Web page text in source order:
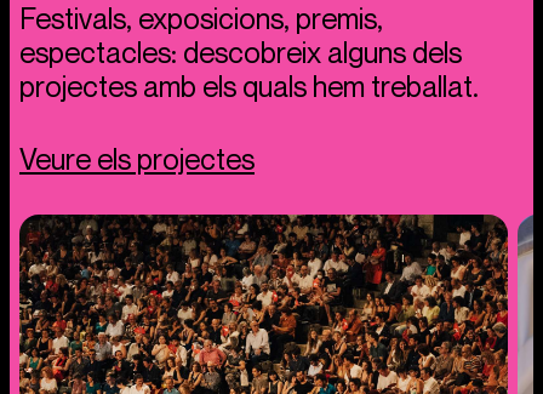
Festivals, exposicions, premis,
espectacles: descobreix alguns dels
projectes amb els quals hem treballat.
Veure els projectes